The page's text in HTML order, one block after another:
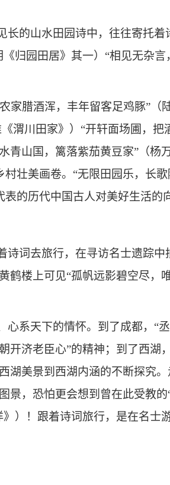
的山水田园诗中，往往寄托
归园田居》其一）“相见无杂
家腊酒浑，丰年留客足鸡豚”
渭川田家》）“开轩面场圃，
青山国，篱落紫茄黄豆家”（
壮美画卷。“无限田园乐，长
的历代中国古人对美好生活的
词去旅行，在寻访名士遗踪
鹤楼上可见“孤帆远影碧空尽，
系天下的情怀。到了成都，“
开济老臣心”的精神；到了西
湖美景到西湖内涵的不断探究
景，恐怕更会想到曾在此受教
）！跟着诗词旅行，是在名